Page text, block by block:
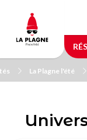
contenu
principal
La Plagne l'été